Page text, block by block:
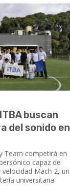
buscan
del sonido en
Team competirá en
capaz de
Mach 2, un
universitaria